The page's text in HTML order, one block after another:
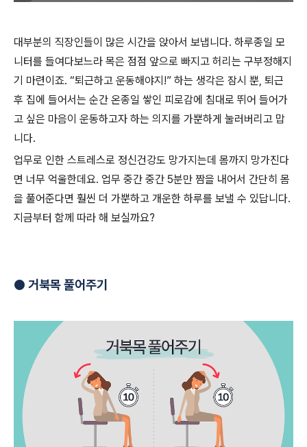
대부분의 직장인들이 많은 시간을 앉아서 보냅니다. 하루종일 모
니터를 들여다보느라 목은 점점 앞으로 빠지고 허리는 구부정해지
기 마련이죠. “퇴근하고 운동해야지!” 하는 생각은 잠시 뿐, 퇴근
후 집에 들어서는 순간 온종일 쌓인 피로감에 침대로 뛰어 들어가
고 싶은 마음이 운동하고자 하는 의지를 가뿐하게 눌러버리고 맙
니다.
업무로 인한 스트레스로 정신건강도 망가지는데 몸까지 망가진다
면 너무 억울한데요. 업무 중간 중간 5분만 짬을 내어서 간단히 몸
을 풀어준다면 훨씬 더 가뿐하고 개운한 하루를 보낼 수 있답니다.
지금부터 함께 따라 해 보실까요?
● 거북목 풀어주기